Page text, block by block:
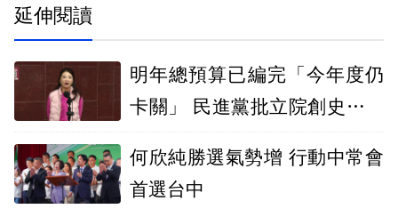
延伸閱讀
明年總預算已編完「今年度仍
卡關」 民進黨批立院創史上最
何欣純勝選氣勢增 行動中常會
首選台中